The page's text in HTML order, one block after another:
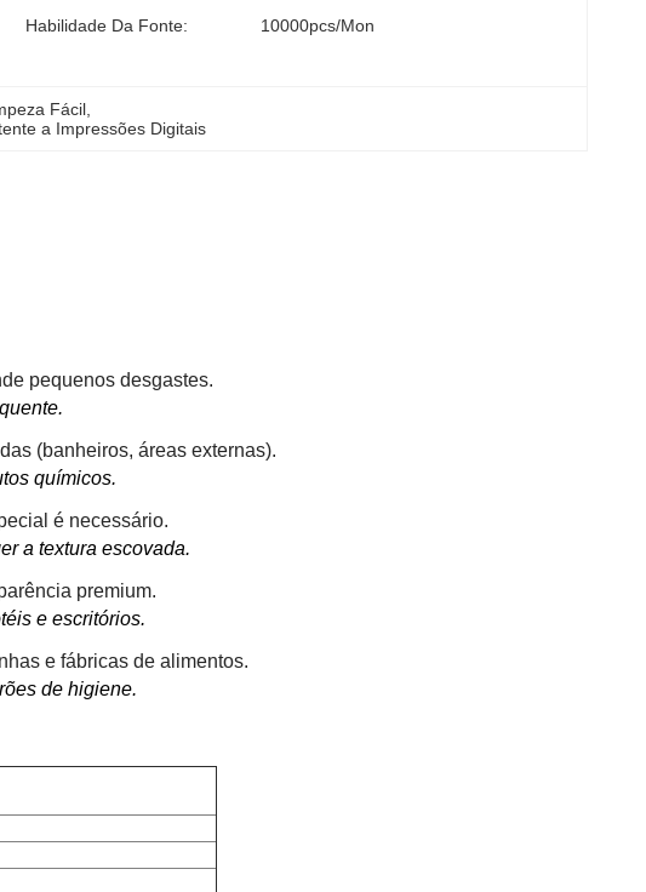
Habilidade Da Fonte: 10000pcs/mon
Fácil
a Impressões Digitais
pequenos desgastes.
(banheiros, áreas externas).
químicos.
é necessário.
a textura escovada.
premium.
e escritórios.
e fábricas de alimentos.
de higiene.